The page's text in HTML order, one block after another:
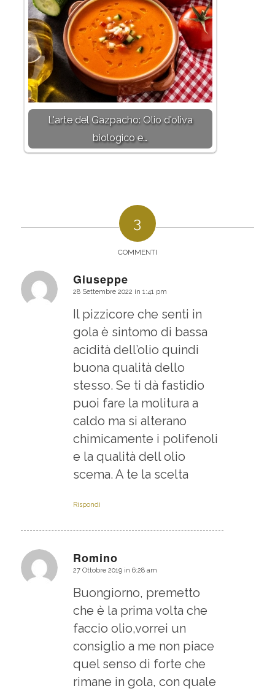
L'arte del Gazpacho: Olio d'oliva
biologico e…
3
COMMENTI
Giuseppe
dice:
28 Settembre 2022 in 1:41 pm
Il pizzicore che senti in
gola è sintomo di bassa
acidità dell’olio quindi
buona qualità dello
stesso. Se ti dà fastidio
puoi fare la molitura a
caldo ma si alterano
chimicamente i polifenoli
e la qualità dell olio
scema. A te la scelta
Rispondi
Romino
dice:
27 Ottobre 2019 in 6:28 am
Buongiorno, premetto
che è la prima volta che
faccio olio,vorrei un
consiglio a me non piace
quel senso di forte che
rimane in gola, con quale